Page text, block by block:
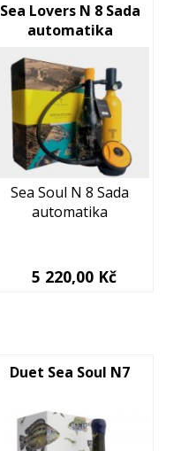
Sea Lovers N 8 Sada
automatika
Sea Soul N 8 Sada
automatika
5 220,00 Kč
Duet Sea Soul N7